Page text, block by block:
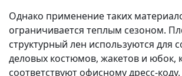
Однако применение таких
ограничивается теплым сезоном.
структурный лен используются для
деловых костюмов, жакетов и юбок,
соответствуют офисному дресс-